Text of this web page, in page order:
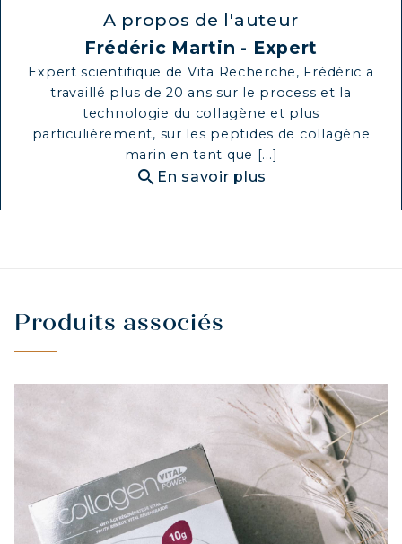
A propos de l'auteur
Frédéric Martin - Expert
Expert scientifique de Vita Recherche, Frédéric a
travaillé plus de 20 ans sur le process et la
technologie du collagène et plus
particulièrement, sur les peptides de collagène
marin en tant que [...]
search En savoir plus
Produits associés